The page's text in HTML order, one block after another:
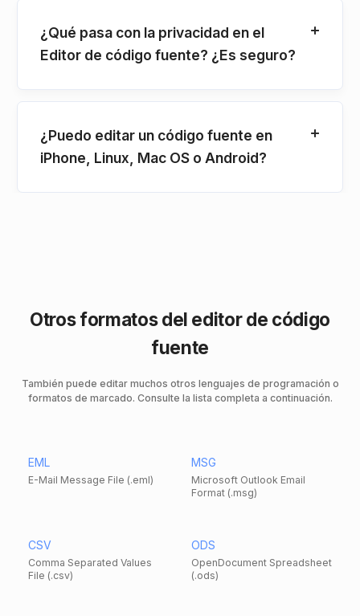
¿Qué pasa con la privacidad en el
Editor de código fuente? ¿Es seguro?
¿Puedo editar un código fuente en
iPhone, Linux, Mac OS o Android?
Otros formatos del editor de código
fuente
También puede editar muchos otros lenguajes de programación o
formatos de marcado. Consulte la lista completa a continuación.
EML
E-Mail Message File (.eml)
MSG
Microsoft Outlook Email
Format (.msg)
CSV
Comma Separated Values
File (.csv)
ODS
OpenDocument Spreadsheet
(.ods)